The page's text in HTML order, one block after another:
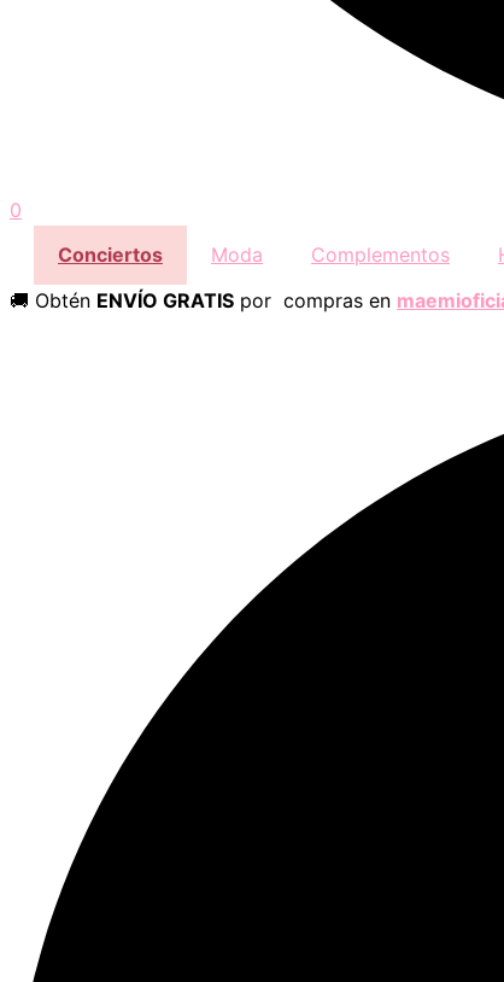
0
Conciertos
Moda Complementos
🚚 Obtén ENVÍO GRATIS por compras en